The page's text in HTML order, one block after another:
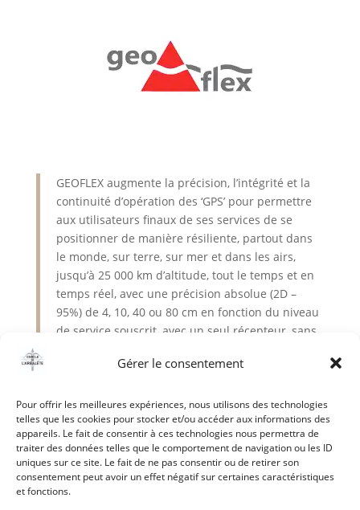
Gérer le consentement
Pour offrir les meilleures expériences, nous utilisons des technologies
telles que les cookies pour stocker et/ou accéder aux informations des
appareils. Le fait de consentir à ces technologies nous permettra de
traiter des données telles que le comportement de navigation ou les ID
uniques sur ce site. Le fait de ne pas consentir ou de retirer son
consentement peut avoir un effet négatif sur certaines caractéristiques
et fonctions.
GEOFLEX augmente la précision, l’intégrité et la
continuité d’opération des ‘GPS’ pour permettre
aux utilisateurs finaux de ses services de se
positionner de manière résiliente, partout dans
le monde, sur terre, sur mer et dans les airs,
jusqu’à 25 000 km d’altitude, tout le temps et en
temps réel, avec une précision absolue (2D –
95%) de 4, 10, 40 ou 80 cm en fonction du niveau
de service souscrit, avec un seul récepteur, sans